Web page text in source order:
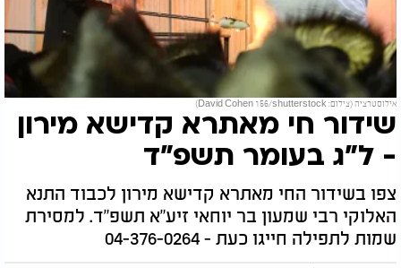
אילוסטרציה (צילום: David Cohen 156/shutterstock)
שידור חי מאתרא קדישא מירון
- ל"ג בעומר תשפ"ד
צפו בשידור החי מאתרא קדישא מירון לכבוד התנא
האלוקי רבי שמעון בר יוחאי זיע"א תשפ"ד. למסירת
שמות לתפילה חייגו כעת - 04-376-0264